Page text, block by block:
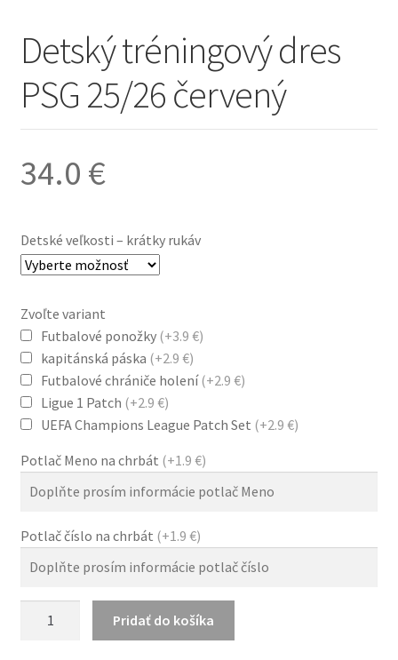
Detský tréningový dres
PSG 25/26 červený
34.0 €
Detské veľkosti – krátky rukáv
Zvoľte variant
Futbalové ponožky (+3.9 €)
kapitánská páska (+2.9 €)
Futbalové chrániče holení(+2.9 €)
Ligue 1 Patch (+2.9 €)
UEFA Champions League Patch Set (+2.9 €)
Potlač Meno na chrbát (+1.9 €)
Potlač číslo na chrbát (+1.9 €)
Pridať do košíka